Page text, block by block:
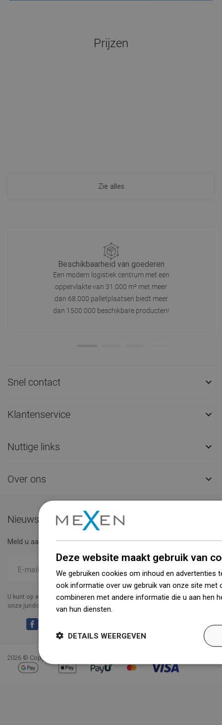
Prijzen
Zie alles
Beschikbaarheid van goederen
Een modern logistiek centrum met een
oppervlakte van 31.000 m² met meer
dan 68.000 palletplaatsen biedt meer
dan 1500.000 beschikbare producten!
Snel contact 
Klantenservice 
Nuttige links 
Over ons 
Nieuwsbrief
Meld u aan voor de nieuwsbrief en wees up to date.
U kunt op elk moment opgeven.Voor dit doel moet u details vinden in
onze juridische informatie.
FacebookYouTubePinterestInstagram TikTok
2026 © Copyright mexen.nl. Alle rechten voorbehouden.
Deze website maakt gebruik van
We gebruiken cookies om inhoud en advertenties
ook informatie over uw gebruik van onze site met
combineren met andere informatie die u aan hen
van hun diensten.
DETAILS WEERGEVEN